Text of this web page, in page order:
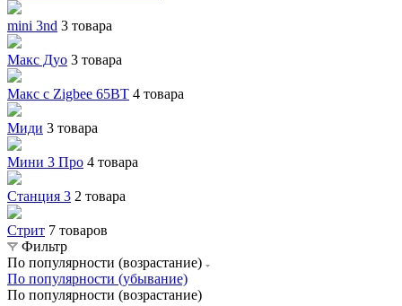
mini 3nd 3 товара
Макс Дуо 3 товара
Макс с Zigbee 65ВТ 4 товара
Миди 3 товара
Мини 3 Про 4 товара
Станция 3 2 товара
Стрит 7 товаров
Фильтр
По популярности (возрастание)
По популярности (убывание)
По популярности (возрастание)